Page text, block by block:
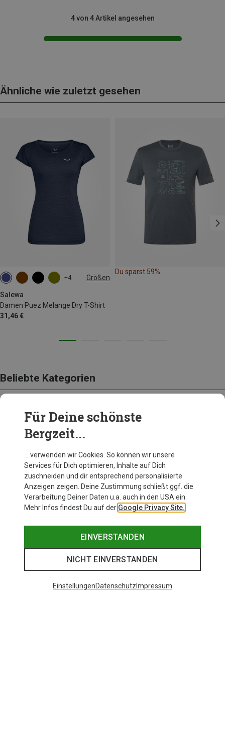
4 von 4 Artikel angesehen
Ähnliche wie zuletzt gesehen
+4 Größen
Salewa
Damen Puez Melange Dry T-Shirt
31,46 €
M L XL XXL
Du sparst 59%
Beliebte Kategorien
BEKLEIDUNG
Für Deine schönste
Bergzeit...
… verwenden wir Cookies. So können wir unsere
Services für Dich optimieren, Inhalte auf Dich
zuschneiden und dir entsprechend personalisierte
Anzeigen zeigen. Deine Zustimmung schließt ggf. die
Verarbeitung Deiner Daten u.a. auch in den USA ein.
Mehr Infos findest Du auf der Google Privacy Site.
EINVERSTANDEN
NICHT EINVERSTANDEN
EinstellungenDatenschutz Impressum